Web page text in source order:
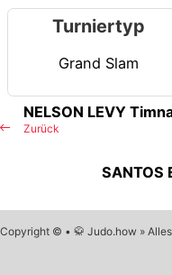
Turniertyp
Grand Slam
Zurück
NELSON LEVY
SANTOS
Copyright © • 🥋 Judo.how »